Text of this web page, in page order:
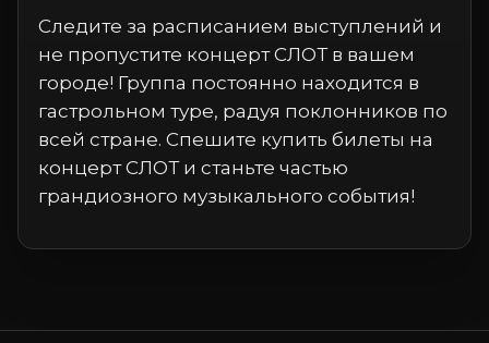
Следите за расписанием выступлений и
не пропустите концерт СЛОТ в вашем
городе! Группа постоянно находится в
гастрольном туре, радуя поклонников по
всей стране. Спешите купить билеты на
концерт СЛОТ и станьте частью
грандиозного музыкального события!